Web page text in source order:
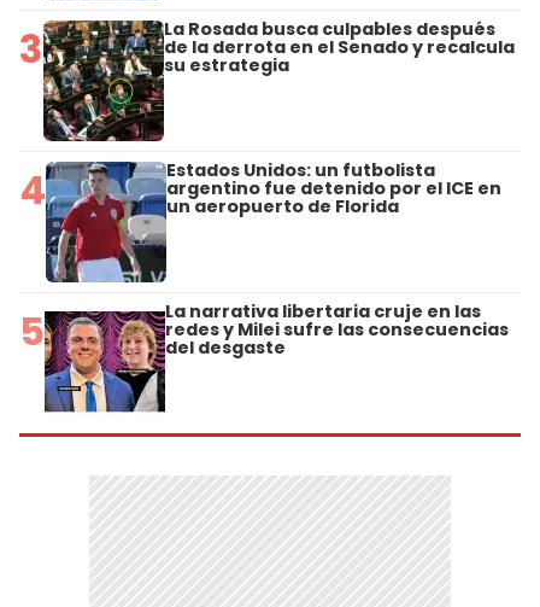
3 La Rosada busca culpables después
de la derrota en el Senado y recalcula
su estrategia
4 Estados Unidos: un futbolista
argentino fue detenido por el ICE en
un aeropuerto de Florida
5 La narrativa libertaria cruje en las
redes y Milei sufre las consecuencias
del desgaste